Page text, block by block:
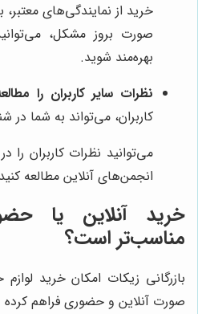
خرید از نمایندگی‌های
صورت بروز مشکل،
بهره‌مند شوید.
نظرات سایر کاربران را
کاربران، می‌تواند به شما
می‌توانید نظرات کاربران
انجمن‌های آنلاین مطالعه
خرید آنلاین یا
مناسب‌تر است؟
بازرگانی زیکات امکان خرید
صورت آنلاین و حضوری فراهم